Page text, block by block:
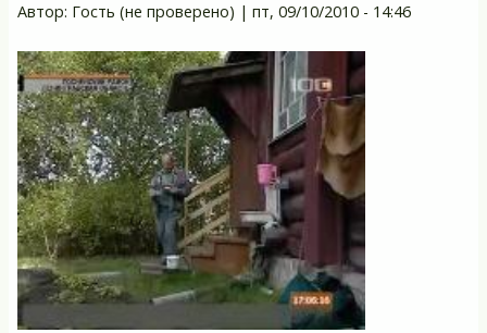
Автор: Гость (не проверено) | пт, 09/10/2010 - 14:46